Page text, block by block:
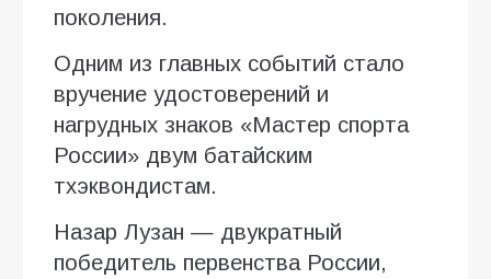
поколения.
Одним из главных событий стало
вручение удостоверений и
нагрудных знаков «Мастер спорта
России» двум батайским
тхэквондистам.
Назар Лузан — двукратный
победитель первенства России,